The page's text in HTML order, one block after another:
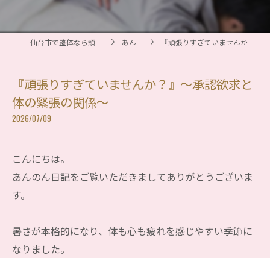
あんのん日記 『頑張りすぎていませんか？』〜承認欲求と体の緊張の関係〜
『頑張りすぎていませんか？』〜承認欲求と
体の緊張の関係〜
2026/07/09
こんにちは。
あんのん日記をご覧いただきましてありがとうございま
す。
暑さが本格的になり、体も心も疲れを感じやすい季節に
なりました。